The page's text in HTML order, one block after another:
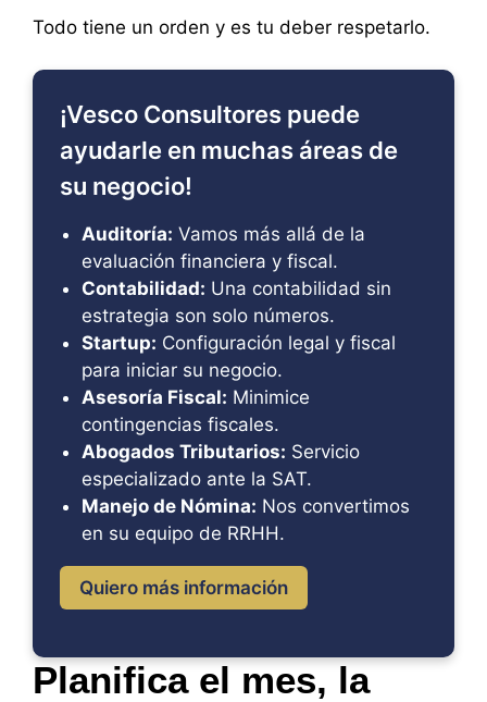
Todo tiene un orden y es tu deber respetarlo.
¡Vesco Consultores puede
ayudarle en muchas áreas de
su negocio!
Auditoría: Vamos más allá de la
evaluación financiera y fiscal.
Contabilidad: Una contabilidad sin
estrategia son solo números.
Startup: Configuración legal y fiscal
para iniciar su negocio.
Asesoría Fiscal: Minimice
contingencias fiscales.
Abogados Tributarios: Servicio
especializado ante la SAT.
Manejo de Nómina: Nos convertimos
en su equipo de RRHH.
Quiero más información
Planifica el mes, la